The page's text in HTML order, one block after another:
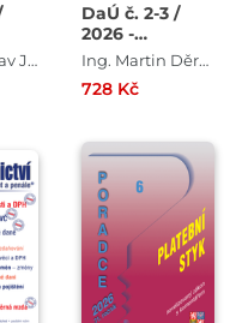
JUDr. Ladislav Jouza , Mgr. Olga Bičáková , Richard W. Fetter , JUDr. Eva Dandová , JUDr. Jana Drexlerová
DaÚ č. 2-3 /
2026 -
Zaměstnanecké
benefity
Ing. Martin Děrgel , Ing. Ivan Macháček , Ing. Pavel Novák , Ing. Václav Benda , Ing. Antonín Daněk
728 Kč